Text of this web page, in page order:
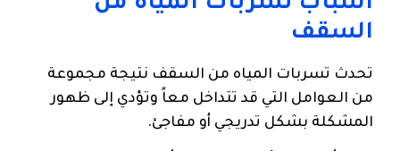
السقف
تحدث تسربات المياه من السقف نتيجة مجموعة
من العوامل التي قد تتداخل معاً وتؤدي إلى ظهور
المشكلة بشكل تدريجي أو مفاجئ.